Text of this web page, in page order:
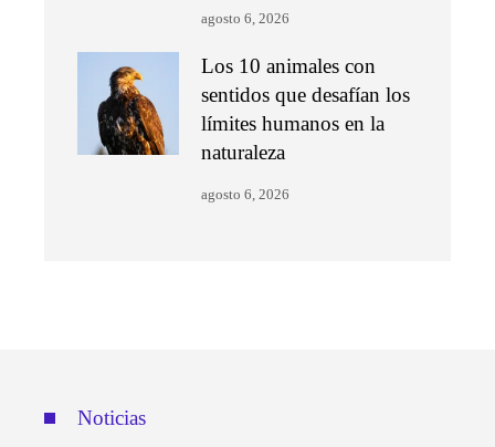
agosto 6, 2026
Los 10 animales con
sentidos que desafían los
límites humanos en la
naturaleza
agosto 6, 2026
Noticias